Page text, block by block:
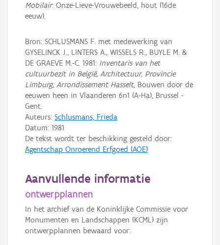
Mobilair: Onze-Lieve-Vrouwebeeld, hout (16de
eeuw).
Bron: SCHLUSMANS F. met medewerking van
GYSELINCK J., LINTERS A., WISSELS R., BUYLE M. &
DE GRAEVE M.-C. 1981: Inventaris van het
cultuurbezit in België, Architectuur, Provincie
Limburg, Arrondissement Hasselt, Bouwen door de
eeuwen heen in Vlaanderen 6n1 (A-Ha), Brussel -
Gent.
Auteurs: Schlusmans, Frieda
Datum: 1981
De tekst wordt ter beschikking gesteld door:
Agentschap Onroerend Erfgoed (AOE)
Aanvullende informatie
ontwerpplannen
In het archief van de Koninklijke Commissie voor
Monumenten en Landschappen (KCML) zijn
ontwerpplannen bewaard voor: